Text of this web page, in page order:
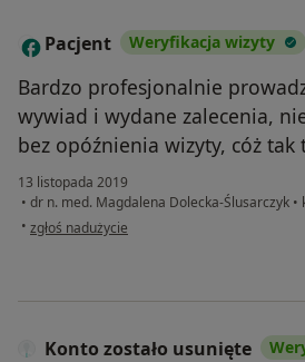
P Pacjent Weryfikacja wizyty
Bardzo profesjonalnie
wywiad i wydane zalecenia,
bez opóźnienia wizyty, cóż tak
13 listopada 2019
• dr n. med. Magdalena Dolecka-Ślusarczyk •
• w opinii użytkownika Pacjent
zgłoś nadużycie
Konto zostało usunięte